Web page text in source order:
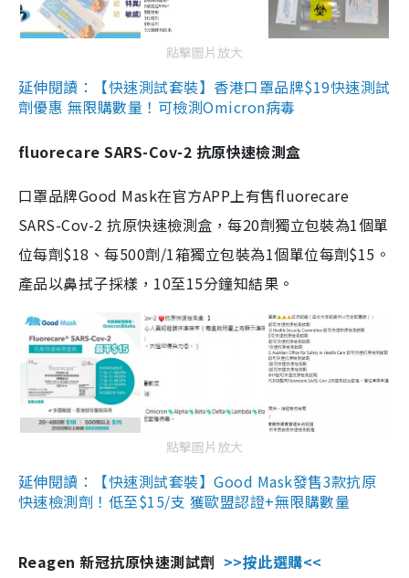
點擊圖片放大
延伸閱讀：【快速測試套裝】香港口罩品牌$19快速測試
劑優惠 無限購數量！可檢測Omicron病毒
fluorecare SARS-Cov-2 抗原快速檢測盒
口罩品牌Good Mask在官方APP上有售fluorecare
SARS-Cov-2 抗原快速檢測盒，每20劑獨立包裝為1個單
位每劑$18、每500劑/1箱獨立包裝為1個單位每劑$15。
產品以鼻拭子採樣，10至15分鐘知結果。
點擊圖片放大
延伸閱讀：【快速測試套裝】Good Mask發售3款抗原
快速檢測劑！低至$15/支 獲歐盟認證+無限購數量
Reagen 新冠抗原快速測試劑 >>按此選購<<